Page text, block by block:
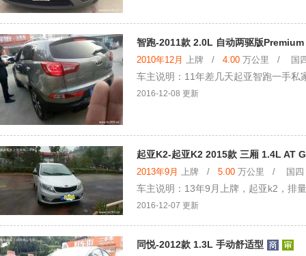
智跑-2011款 2.0L 自动两驱版Premium
2010年12月 上牌 / 4.00 万公里 / 国四
车主说明：11年差几天起亚智跑一手
2016-12-08 更新
起亚K2-起亚K2 2015款 三厢 1.4L AT
2013年9月 上牌 / 5.00 万公里 / 国四 /
车主说明：13年9月上牌，起亚k2，排
2016-12-07 更新
同悦-2012款 1.3L 手动舒适型